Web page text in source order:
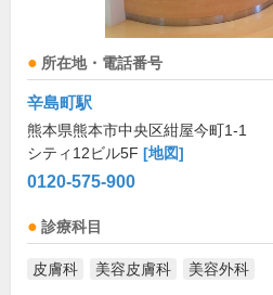
所在地・電話番号
辛島町駅
熊本県熊本市中央区紺屋今町1-1
シティ12ビル5F [地図]
0120-575-900
診療科目
皮膚科 美容皮膚科 美容外科